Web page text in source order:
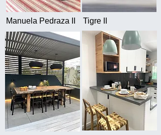
Manuela Pedraza II Tigre II